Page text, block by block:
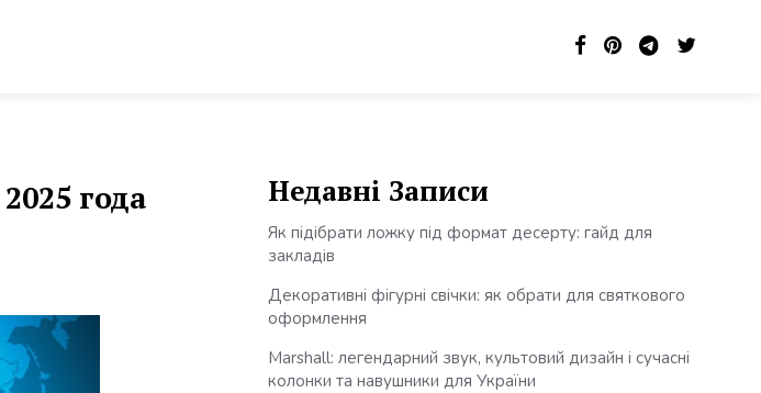
года Недавні Записи
Як підібрати ложку під формат десерту: гайд для
закладів
Декоративні фігурні свічки: як обрати для святкового
оформлення
Marshall: легендарний звук, культовий дизайн і сучасні
колонки та навушники для України